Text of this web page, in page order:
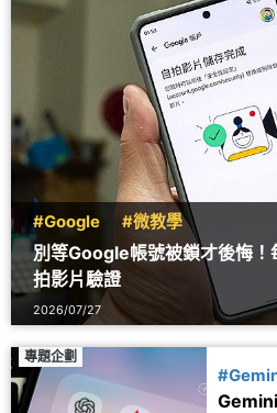
#Google #微教學
別等Google帳號被鎖才後悔！
拍影片驗證
2026/07/27
專題企劃